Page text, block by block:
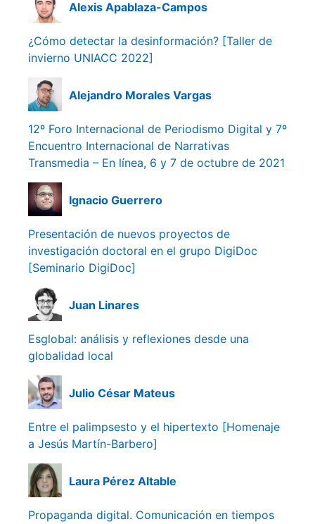
Alexis Apablaza-Campos
¿Cómo detectar la desinformación? [Taller de
invierno UNIACC 2022]
Alejandro Morales Vargas
12º Foro Internacional de Periodismo Digital y 7º
Encuentro Internacional de Narrativas
Transmedia – En línea, 6 y 7 de octubre de 2021
Ignacio Guerrero
Presentación de nuevos proyectos de
investigación doctoral en el grupo DigiDoc
[Seminario DigiDoc]
Juan Linares
Esglobal: análisis y reflexiones desde una
globalidad local
Julio César Mateus
Entre el palimpsesto y el hipertexto [Homenaje
a Jesús Martín-Barbero]
Laura Pérez Altable
Propaganda digital. Comunicación en tiempos